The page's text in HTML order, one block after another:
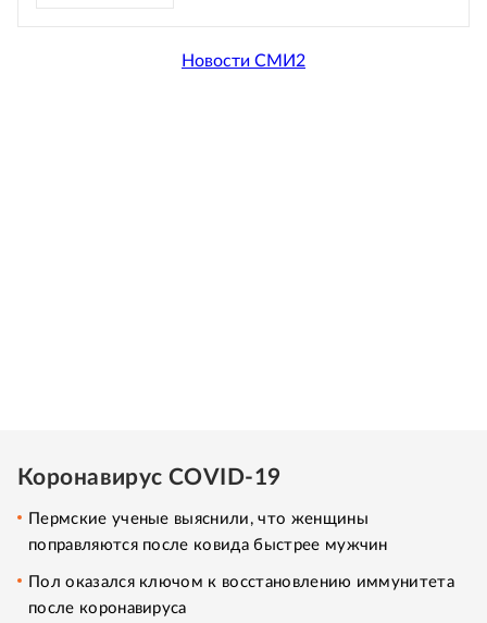
Новости СМИ2
Коронавирус COVID-19
Пермские ученые выяснили, что женщины
поправляются после ковида быстрее мужчин
Пол оказался ключом к восстановлению иммунитета
после коронавируса